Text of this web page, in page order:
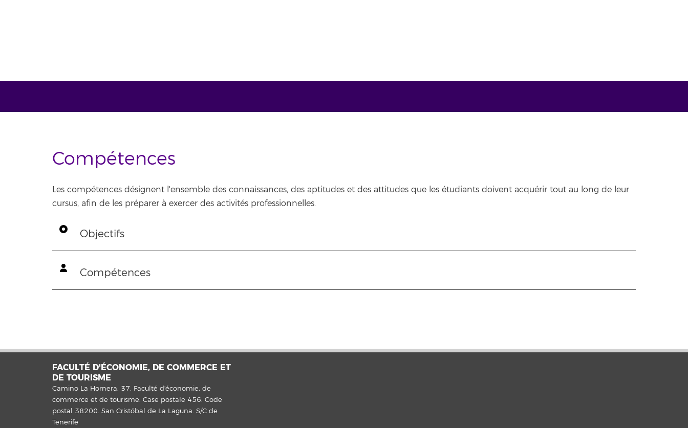
Compétences
Les compétences désignent l'ensemble des connaissances, des aptitudes et des attitudes que les étudiants doivent acquérir tout au long de leur
cursus, afin de les préparer à exercer des activités professionnelles.
Objectifs
Compétences
FACULTÉ D'ÉCONOMIE, DE COMMERCE ET
DE TOURISME
Camino La Hornera, 37. Faculté d'économie, de
commerce et de tourisme. Case postale 456. Code
postal 38200. San Cristóbal de La Laguna. S/C de
Tenerife